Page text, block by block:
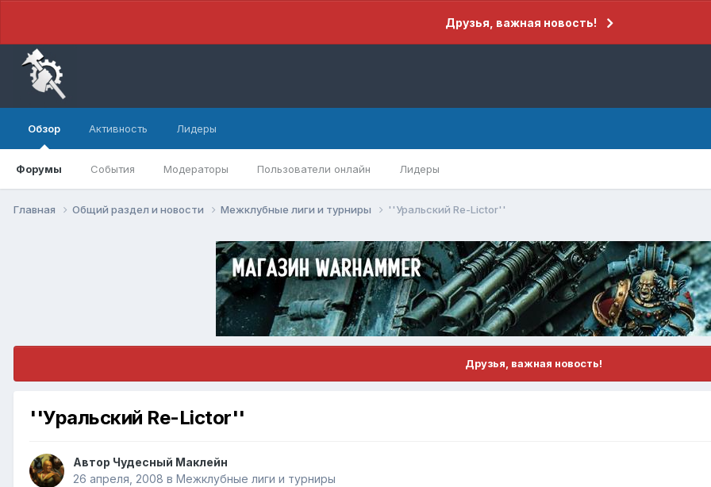
Друзья, важная новость!
Обзор
Форумы События Модераторы Пользователи онлайн Лидеры
Активность Лидеры
Главная Общий раздел и новости Межклубные лиги и турниры ''Уральский Re-Lictor''
Друзья, важная новость!
''Уральский Re-Lictor''
Автор Чудесный Маклейн
26 апреля, 2008 в Межклубные лиги и турниры